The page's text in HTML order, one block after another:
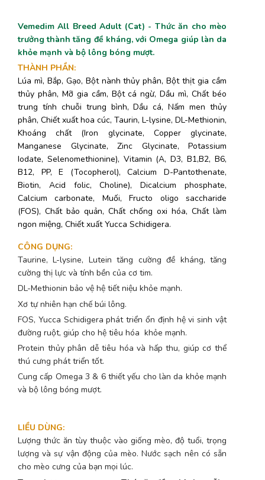
Vemedim All Breed Adult (Cat) - Thức ăn cho mèo
trưởng thành tăng đề kháng, với Omega giúp làn da
khỏe mạnh và bộ lông bóng mượt.
THÀNH PHẦN:
Lúa mì, Bắp, Gạo, Bột nành thủy phân, Bột thịt gia cầm
thủy phân, Mỡ gia cầm, Bột cá ngừ, Dầu mì, Chất béo
trung tính chuỗi trung bình, Dầu cá, Nấm men thủy
phân, Chiết xuất hoa cúc, Taurin, L-lysine, DL-Methionin,
Khoáng chất (Iron glycinate, Copper glycinate,
Manganese Glycinate, Zinc Glycinate, Potassium
Iodate, Selenomethionine), Vitamin (A, D3, B1,B2, B6,
B12, PP, E (Tocopherol), Calcium D-Pantothenate,
Biotin, Acid folic, Choline), Dicalcium phosphate,
Calcium carbonate, Muối, Fructo oligo saccharide
(FOS), Chất bảo quản, Chất chống oxi hóa, Chất làm
ngon miệng, Chiết xuất Yucca Schidigera.
CÔNG DỤNG:
Taurine, L-lysine, Lutein tăng cường đề kháng, tăng
cường thị lực và tính bền của cơ tim.
DL-Methionin bảo vệ hệ tiết niệu khỏe mạnh.
Xơ tự nhiên hạn chế búi lông.
FOS, Yucca Schidigera phát triển ổn định hệ vi sinh vật
đường ruột, giúp cho hệ tiêu hóa khỏe mạnh.
Protein thủy phân dễ tiêu hóa và hấp thu, giúp cơ thể
thú cưng phát triển tốt.
Cung cấp Omega 3 & 6 thiết yếu cho làn da khỏe mạnh
và bộ lông bóng mượt.
LIỀU DÙNG:
Lượng thức ăn tùy thuộc vào giống mèo, độ tuổi, trọng
lượng và sự vận động của mèo. Nước sạch nên có sẵn
cho mèo cưng của bạn mọi lúc.